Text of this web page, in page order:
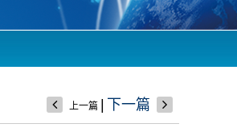
上一篇 下一篇